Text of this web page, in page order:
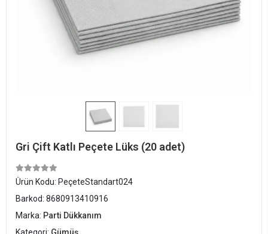
Gri Çift Katlı Peçete Lüks (20 adet)
Ürün Kodu: PeçeteStandart024
Barkod: 8680913410916
Marka: Parti Dükkanım